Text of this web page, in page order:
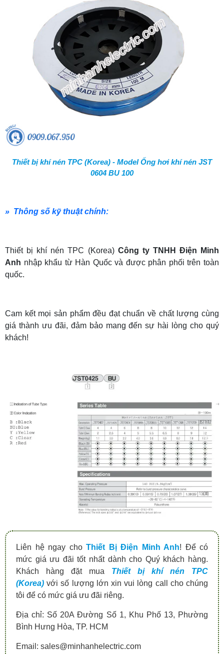
Thiết bị khí nén TPC (Korea) - Model Ống hơi khí nén JST
0604 BU 100
» Thông số kỹ thuật chính:
Thiết bị khí nén TPC (Korea) Công ty TNHH Điện Minh
Anh nhập khẩu từ Hàn Quốc và được phân phối trên toàn
quốc.
Cam kết mọi sản phẩm đều đạt chuẩn về chất lượng cùng
giá thành ưu đãi, đảm bảo mang đến sự hài lòng cho quý
khách!
Liên hệ ngay cho Thiết Bị Điện Minh Anh! Để có
mức giá ưu đãi tốt nhất dành cho Quý khách hàng.
Khách hàng đặt mua Thiết bị khí nén TPC
(Korea) với số lượng lớn xin vui lòng call cho chúng
tôi để có mức giá ưu đãi riêng.
Địa chỉ: Số 20A Đường Số 1, Khu Phố 13, Phường
Bình Hưng Hòa, TP. HCM
Email: sales@minhanhelectric.com